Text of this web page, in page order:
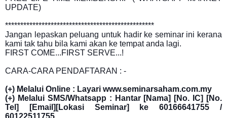
UPDATE)
*************************************************
Jangan lepaskan peluang untuk hadir ke seminar ini kerana
kami tak tahu bila kami akan ke tempat anda lagi.
FIRST COME...FIRST SERVE...!
CARA-CARA PENDAFTARAN : -
(+) Melalui Online : Layari www.seminarsaham.com.my
(+) Melalui SMS/Whatsapp : Hantar [Nama] [No. IC] [No.
Tel] [Email][Lokasi Seminar] ke 60166641755 /
60122511755